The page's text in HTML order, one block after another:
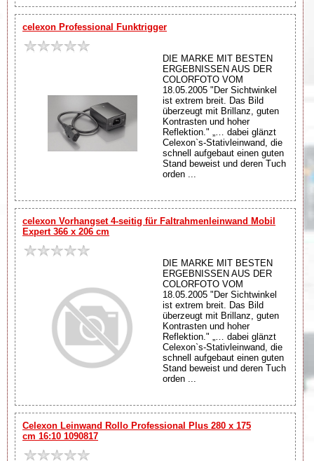
celexon Professional Funktrigger
DIE MARKE MIT BESTEN
ERGEBNISSEN AUS DER
COLORFOTO VOM
18.05.2005 "Der Sichtwinkel
ist extrem breit. Das Bild
überzeugt mit Brillanz, guten
Kontrasten und hoher
Reflektion." „… dabei glänzt
Celexon`s-Stativleinwand, die
schnell aufgebaut einen guten
Stand beweist und deren Tuch
orden ...
celexon Vorhangset 4-seitig für Faltrahmenleinwand Mobil
Expert 366 x 206 cm
DIE MARKE MIT BESTEN
ERGEBNISSEN AUS DER
COLORFOTO VOM
18.05.2005 "Der Sichtwinkel
ist extrem breit. Das Bild
überzeugt mit Brillanz, guten
Kontrasten und hoher
Reflektion." „… dabei glänzt
Celexon`s-Stativleinwand, die
schnell aufgebaut einen guten
Stand beweist und deren Tuch
orden ...
Celexon Leinwand Rollo Professional Plus 280 x 175
cm 16:10 1090817